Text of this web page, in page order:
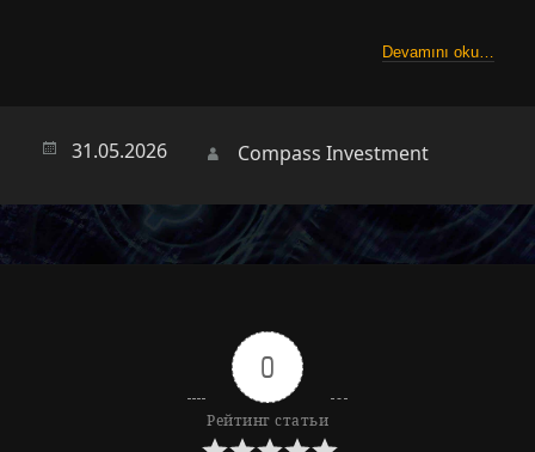
Devamını oku…
31.05.2026 Автор
Compass Investment
0
Рейтинг статьи